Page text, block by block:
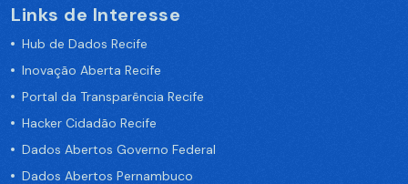
Links de Interesse
Hub de Dados Recife
Inovação Aberta Recife
Portal da Transparência Recife
Hacker Cidadão Recife
Dados Abertos Governo Federal
Dados Abertos Pernambuco